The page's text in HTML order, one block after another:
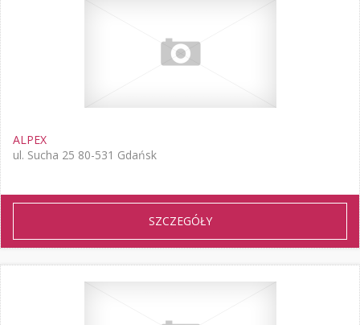
ALPEX
ul. Sucha 25 80-531 Gdańsk
SZCZEGÓŁY